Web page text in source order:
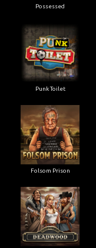
Possessed
Punk Toilet
Folsom Prison